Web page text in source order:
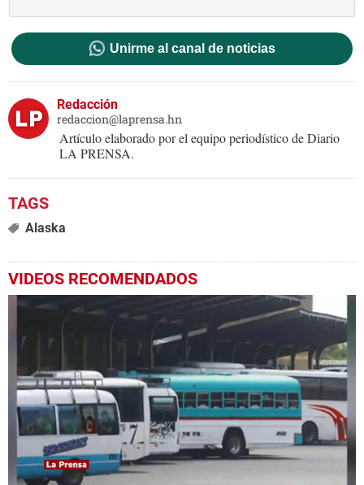
Unirme al canal de noticias
Redacción
redaccion@laprensa.hn
Artículo elaborado por el equipo periodístico de Diario
LA PRENSA.
Alaska
VIDEOS RECOMENDADOS